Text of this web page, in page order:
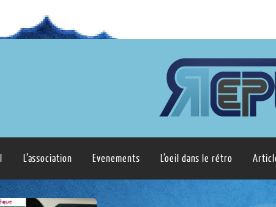
L’association Evenements L’oeil dans le rétro